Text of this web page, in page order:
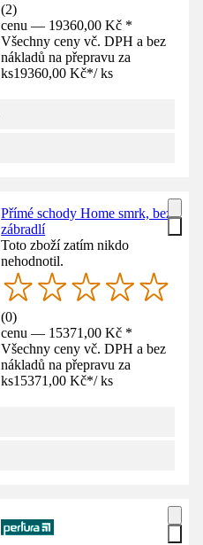
(2)
cenu — 19360,00 Kč *
Všechny ceny vč. DPH a bez
nákladů na přepravu za
ks19360,00 Kč*/ ks
Přímé schody Home smrk, bez
zábradlí
Toto zboží zatím nikdo
nehodnotil.
(0)
cenu — 15371,00 Kč *
Všechny ceny vč. DPH a bez
nákladů na přepravu za
ks15371,00 Kč*/ ks